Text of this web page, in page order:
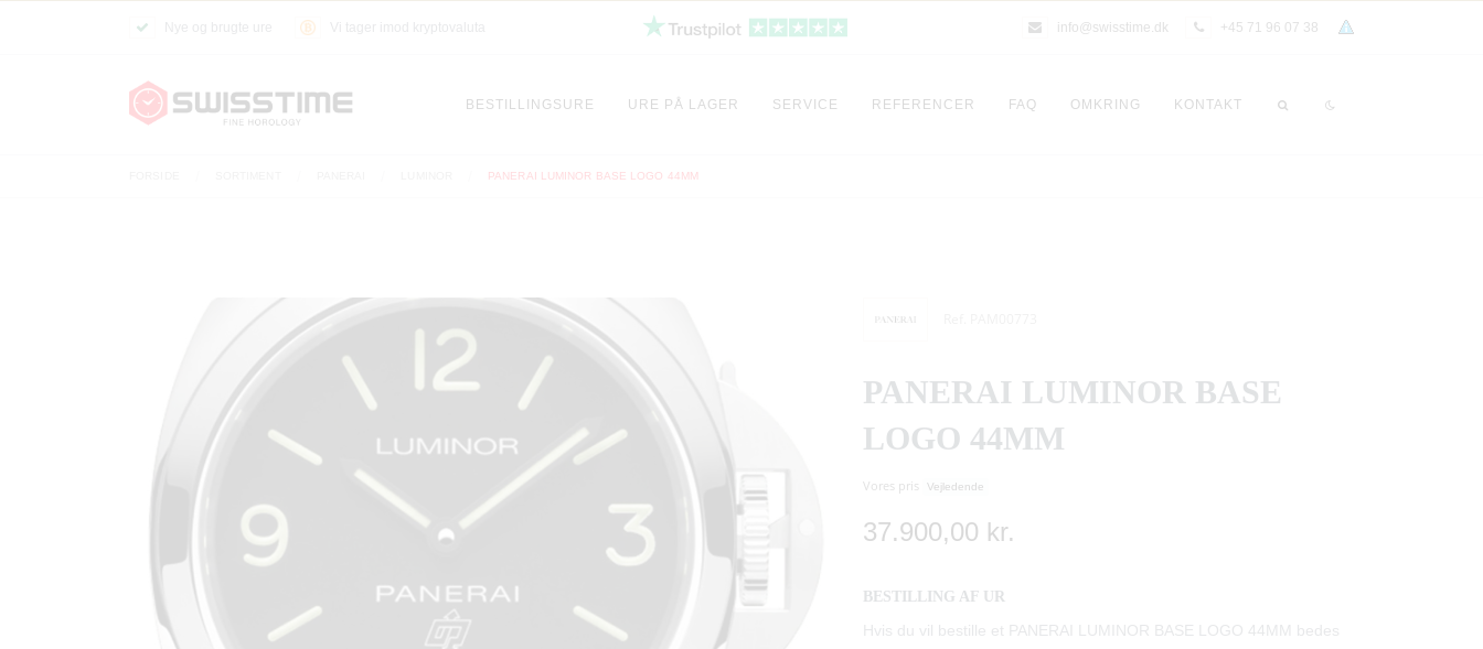
Nye og brugte ure Vi tager imod kryptovaluta +45 71 96 07 38
info@swisstime.dk
BESTILLINGSURE URE PÅ LAGER SERVICE REFERENCER FAQ OMKRING KONTAKT
PANERAI LUMINOR BASE LOGO 44MM
PANERAI LUMINOR BASE
LOGO 44MM
Vores pris Vejledende
37.900,00 kr.
BESTILLING AF UR
Hvis du vil bestille et PANERAI LUMINOR BASE LOGO 44MM bedes